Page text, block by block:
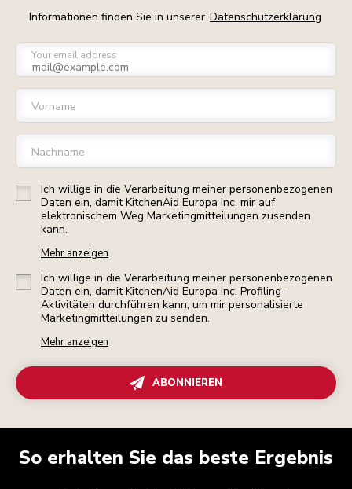
Informationen finden Sie in unserer Datenschutzerklärung
Your email address
Vorname
Nachname
Ich willige in die Verarbeitung meiner personenbezogenen
Daten ein, damit KitchenAid Europa Inc. mir auf
elektronischem Weg Marketingmitteilungen zusenden
kann.
Mehr anzeigen
Ich willige in die Verarbeitung meiner personenbezogenen
Daten ein, damit KitchenAid Europa Inc. Profiling-
Aktivitäten durchführen kann, um mir personalisierte
Marketingmitteilungen zu senden.
Mehr anzeigen
ABONNIEREN
So erhalten Sie das beste Ergebnis